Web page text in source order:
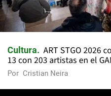
Cultura
ART STGO 2026
13 con 203 artistas en el
Por Cristian Neira